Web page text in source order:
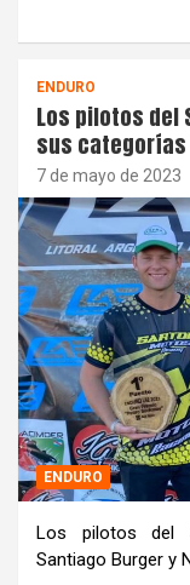
ENDURO
Los pilotos del
sus categorías
7 de mayo de 2023
ENDURO
Los pilotos del
Santiago Burger y